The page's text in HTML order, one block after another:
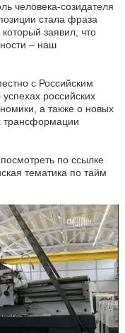
человека-созидателя
стала фраза
заявил, что
– наш
с Российским
российских
а также о новых
трансформации
по ссылке
тематика по тайм